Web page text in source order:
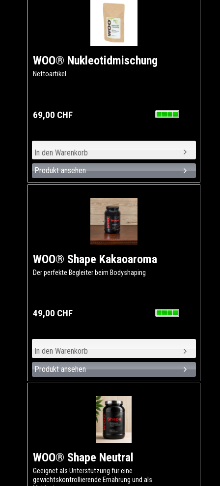
WOO® Nukleotidmischung
Nettoartikel
69,00 CHF
Produkt ansehen
WOO® Shape Kakaoaroma
Der perfekte Begleiter beim Bodyshaping
49,00 CHF
Produkt ansehen
WOO® Shape Neutral
Geeignet als Unterstützung für eine
gewichtskontrollierende Ernährung und als